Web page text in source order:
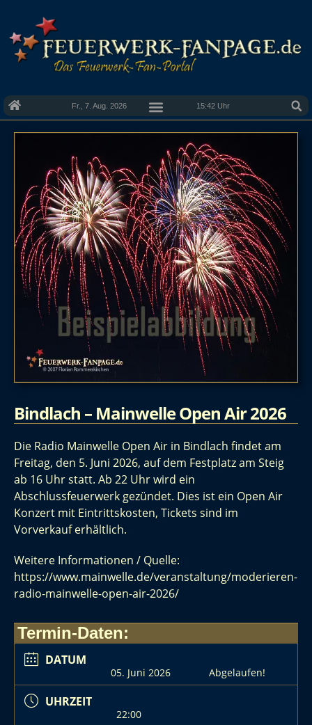
Fr., 7. Aug. 2026 15:42 Uhr
Bindlach – Mainwelle Open Air 2026
Die Radio Mainwelle Open Air in Bindlach findet am
Freitag, den 5. Juni 2026, auf dem Festplatz am Steig
ab 16 Uhr statt. Ab 22 Uhr wird ein
Abschlussfeuerwerk gezündet. Dies ist ein Open Air
Konzert mit Eintrittskosten, Tickets sind im
Vorverkauf erhältlich.
Weitere Informationen / Quelle:
https://www.mainwelle.de/veranstaltung/moderieren-
radio-mainwelle-open-air-2026/
Termin-Daten:
DATUM
05. Juni 2026 Abgelaufen!
UHRZEIT
22:00